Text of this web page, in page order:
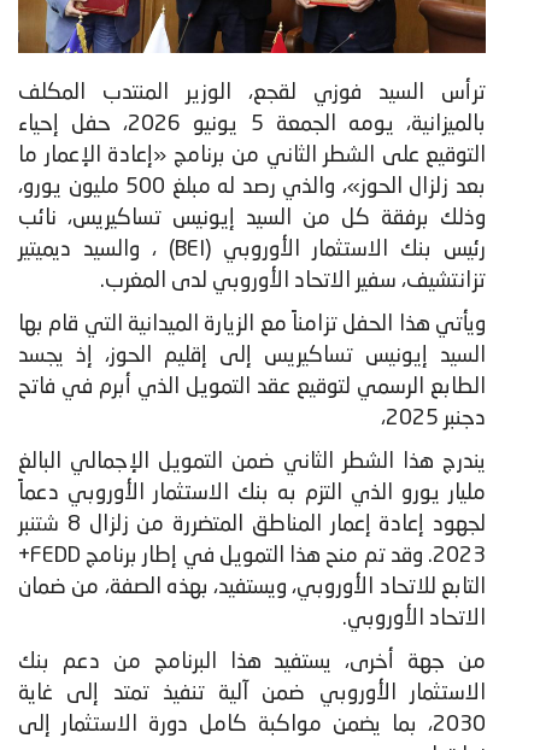
ترأس السيد فوزي لقجع، الوزير المنتدب المكلف
بالميزانية، يومه الجمعة 5 يونيو 2026، حفل إحياء
التوقيع على الشطر الثاني من برنامج «إعادة الإعمار ما
بعد زلزال الحوز»، والذي رصد له مبلغ 500 مليون يورو،
وذلك برفقة كل من السيد إيونيس تساكيريس، نائب
رئيس بنك الاستثمار الأوروبي (BEI) ، والسيد ديميتير
تزانتشيف، سفير الاتحاد الأوروبي لدى المغرب.
ويأتي هذا الحفل تزامناً مع الزيارة الميدانية التي قام بها
السيد إيونيس تساكيريس إلى إقليم الحوز، إذ يجسد
الطابع الرسمي لتوقيع عقد التمويل الذي أبرم في فاتح
دجنبر 2025،
يندرج هذا الشطر الثاني ضمن التمويل الإجمالي البالغ
مليار يورو الذي التزم به بنك الاستثمار الأوروبي دعماً
لجهود إعادة إعمار المناطق المتضررة من زلزال 8 شتنبر
2023. وقد تم منح هذا التمويل في إطار برنامج FEDD+
التابع للاتحاد الأوروبي، ويستفيد، بهذه الصفة، من ضمان
الاتحاد الأوروبي.
من جهة أخرى، يستفيد هذا البرنامج من دعم بنك
الاستثمار الأوروبي ضمن آلية تنفيذ تمتد إلى غاية
2030، بما يضمن مواكبة كامل دورة الاستثمار إلى